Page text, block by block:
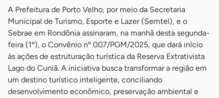
A Prefeitura de Porto Velho, por meio da Secretaria
Municipal de Turismo, Esporte e Lazer (Semtel), e o
Sebrae em Rondônia assinaram, na manhã desta segunda-
feira (1º), o Convênio nº 007/PGM/2025, que dará início
às ações de estruturação turística da Reserva Extrativista
Lago do Cuniã. A iniciativa busca transformar a região em
um destino turístico inteligente, conciliando
desenvolvimento econômico, preservação ambiental e